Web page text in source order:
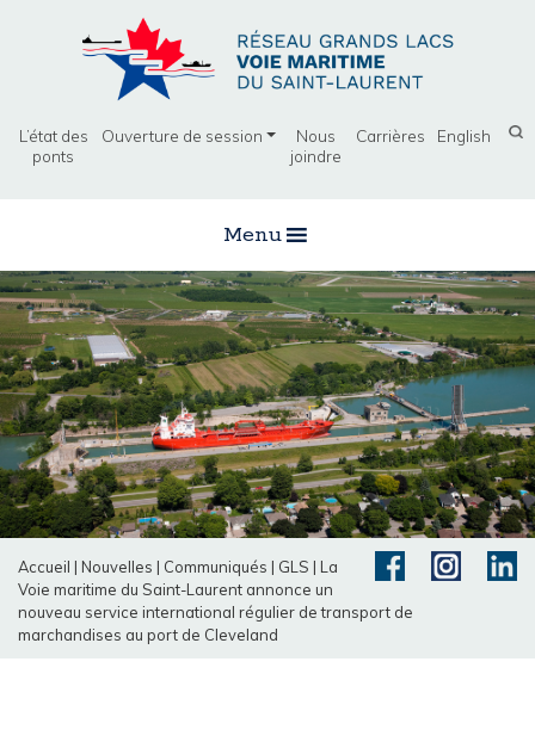
L’état des
ponts
Ouverture de session
Nous
joindre
Carrières English
Menu
Accueil | Nouvelles | Communiqués | GLS | La
Voie maritime du Saint-Laurent annonce un
nouveau service international régulier de transport de
marchandises au port de Cleveland